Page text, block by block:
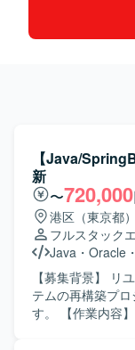
【Java/
新
〜720,000
港区（東京都）
フルスタック
Java ・ Oracle ・
【募集背景】 リ
テムの再構築プ
す。 【作業内容】 複数システムおよびデータの統合を行い